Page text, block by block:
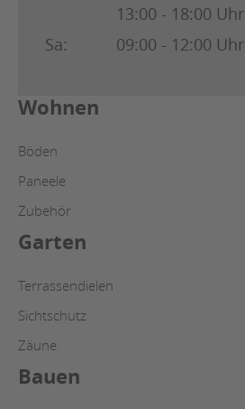
13:00 - 18:00 Uhr
Sa:
09:00 - 12:00 Uhr
Wohnen
Böden
Paneele
Zubehör
Garten
Terrassendielen
Sichtschutz
Zäune
Bauen